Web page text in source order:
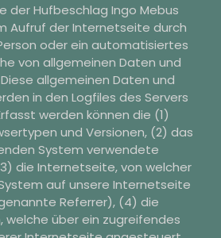
der Hufbeschlag Ingo Mebus
Aufruf der Internetseite durch
oder ein automatisiertes
von allgemeinen Daten und
allgemeinen Daten und
in den Logfiles des Servers
werden können die (1)
und Versionen, (2) das
System verwendete
die Internetseite, von welcher
auf unsere Internetseite
Referrer), (4) die
welche über ein zugreifendes